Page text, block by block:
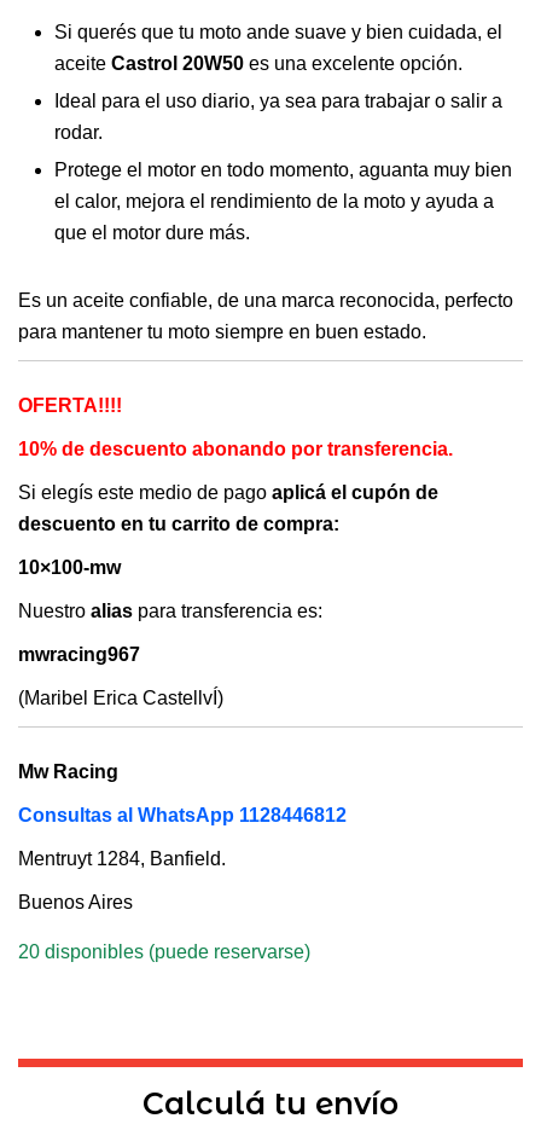
original
era:
$ 14.000.
actual
es:
$ 12.700.
Si querés que tu moto ande suave y bien cuidada, el
aceite Castrol 20W50 es una excelente opción.
Ideal para el uso diario, ya sea para trabajar o salir a
rodar.
Protege el motor en todo momento, aguanta muy bien
el calor, mejora el rendimiento de la moto y ayuda a
que el motor dure más.
Es un aceite confiable, de una marca reconocida, perfecto
para mantener tu moto siempre en buen estado.
OFERTA!!!!
10% de descuento abonando por transferencia.
Si elegís este medio de pago aplicá el cupón de
descuento en tu carrito de compra:
10×100-mw
Nuestro alias para transferencia es:
mwracing967
(Maribel Erica CastellvÍ)
Mw Racing
Consultas al WhatsApp 1128446812
Mentruyt 1284, Banfield.
Buenos Aires
20 disponibles (puede reservarse)
Calculá tu envío